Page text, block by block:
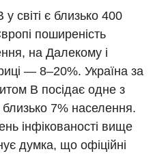
та неврології
світі є близько 400
поширеність
на Далекому і
— 8–20%. Україна за
В посідає одне з
7% населення.
інфікованості вище
думка, що офіційні